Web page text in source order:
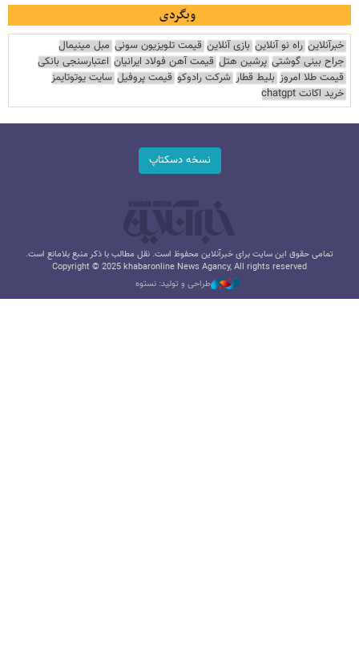
وبگردی
خبرآنلاین راه نو آنلاین بازی آنلاین قیمت تلویزیون سونی مبل مینیمال
جراح بینی گوشتی پرشین هتل قیمت آهن فولاد ایرانیان اعتبارسنجی بانکی
قیمت طلا امروز بلیط قطار شرکت رادوکو قیمت پروفیل سایت یوتوتایمز
خرید اکانت chatgpt
نسخه دسکتاپ
تمامی حقوق این سایت برای خبرآنلاین محفوظ است. نقل مطالب با ذکر منبع بلامانع است.
Copyright © 2025 khabaronline News Agancy, All rights reserved
طراحی و تولید: نستوه